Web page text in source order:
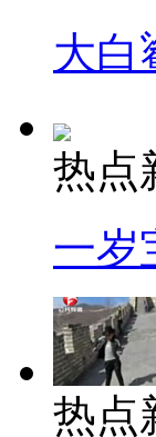
大白
热点
一岁
热点